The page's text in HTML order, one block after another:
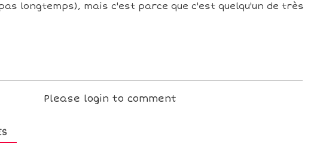
longtemps), mais c'est parce que c'est quelqu'un de très
Please login to comment